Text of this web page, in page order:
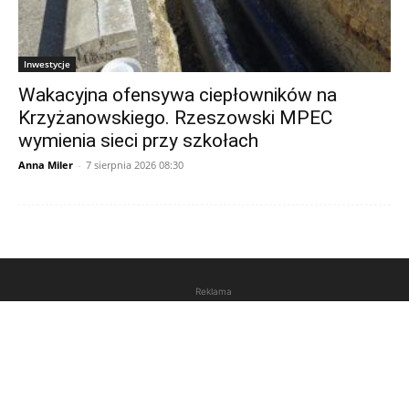
Inwestycje
Wakacyjna ofensywa ciepłowników na
Krzyżanowskiego. Rzeszowski MPEC
wymienia sieci przy szkołach
Anna Miler - 7 sierpnia 2026 08:30
Reklama